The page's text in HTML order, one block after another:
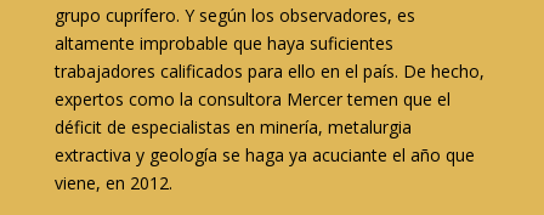
grupo cuprífero. Y según los observadores, es
altamente improbable que haya suficientes
trabajadores calificados para ello en el país. De hecho,
expertos como la consultora Mercer temen que el
déficit de especialistas en minería, metalurgia
extractiva y geología se haga ya acuciante el año que
viene, en 2012.